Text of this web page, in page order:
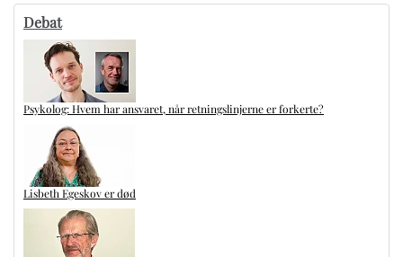
Debat
Psykolog: Hvem har ansvaret, når retningslinjerne er forkerte?
Lisbeth Egeskov er død